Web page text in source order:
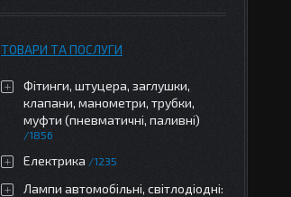
ТОВАРИ ТА ПОСЛУГИ
Фітинги, штуцера, заглушки,
клапани, манометри, трубки,
муфти (пневматичні, паливні)
1856
Електрика 1235
Лампи автомобільні, світлодіодні: